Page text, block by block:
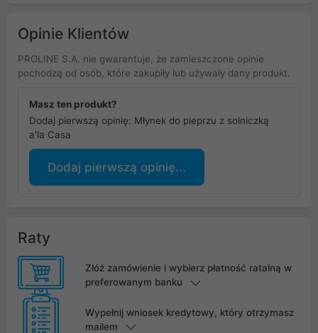
Opinie Klientów
PROLINE S.A. nie gwarantuje, że zamieszczone opinie
pochodzą od osób, które zakupiły lub używały dany produkt.
Masz ten produkt?
Dodaj pierwszą opinię: Młynek do pieprzu z solniczką
a'la Casa
Dodaj pierwszą opinię...
Raty
Złóż zamówienie i wybierz płatność ratalną w
preferowanym banku
Wypełnij wniosek kredytowy, który otrzymasz
mailem